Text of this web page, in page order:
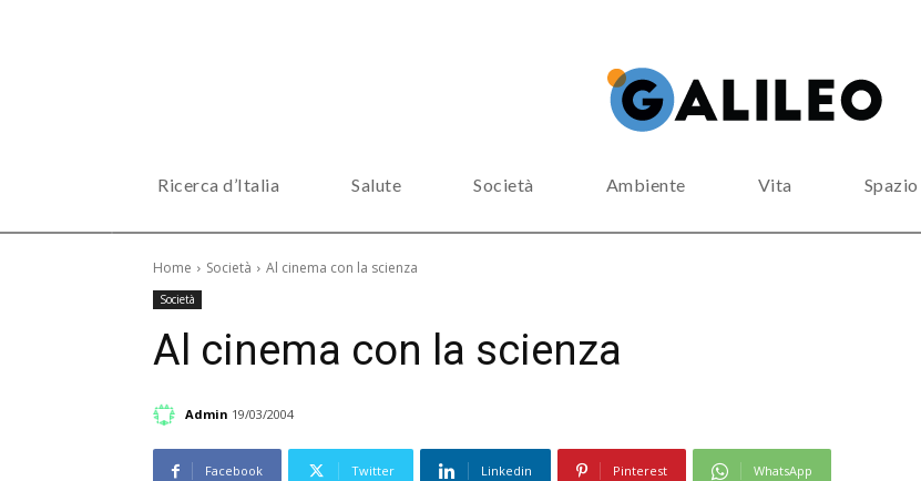
Ricerca d’Italia Salute Società Ambiente Vita Spazio
Home Società Al cinema con la scienza
Società
Al cinema con la scienza
Admin 19/03/2004
Facebook Twitter Linkedin Pinterest WhatsApp